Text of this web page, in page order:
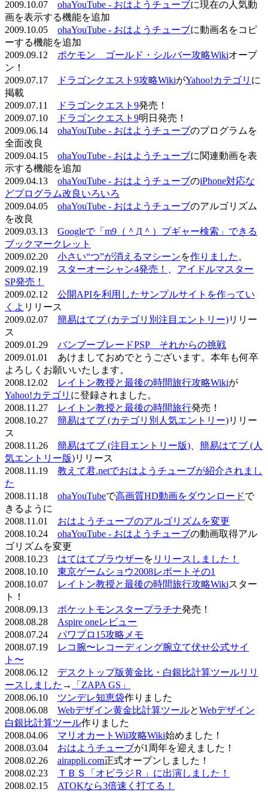
2009.10.07 ohaYouTube - おはようチューブに現在の人気動
画を表示する機能を追加
2009.10.05 ohaYouTube - おはようチューブに動画名をコピ
ーする機能を追加
2009.09.12 ポケモン ゴールド・シルバー攻略Wikiオープ
ン！
2009.07.17
ドラゴンクエスト9攻略WikiがYahoo!カテゴリ に
掲載
2009.07.11
ドラゴンクエスト9発売！
2009.07.10
ドラゴンクエスト9明日発売！
2009.06.14 ohaYouTube - おはようチューブのプログラムを
全面改良
2009.04.15 ohaYouTube - おはようチューブに関連動画を表
示する機能を追加
2009.04.13 ohaYouTube - おはようチューブのiPhone対応な
どプログラム改良いろいろ
2009.04.05 ohaYouTube - おはようチューブのアルゴリズム
を改良
2009.03.13 Googleで「m9（＾Д＾）プギャー検索」できる
ブックマークレット
2009.02.20 小さい“つ”が消えるマシーンを作りました 。
2009.02.19
スターオーシャン4発売！
アイドルマスター
SP発売！
2009.02.12 公開APIを利用したサンプルサイトを作ってい
くよ リリース
2009.02.07 簡易はてブ (カテゴリ別注目エントリー)リリー
ス
2009.01.29 バンブーブレードPSP それからの挑戦
2009.01.01 あけましておめでとうございます。本年も何卒
よろしくお願いいたします。
2008.12.02
レイトン教授と最後の時間旅行攻略Wikiが
Yahoo!カテゴリ に登録されました。
2008.11.27
レイトン教授と最後の時間旅行発売！
2008.10.27 簡易はてブ (カテゴリ別人気エントリー)リリー
ス
2008.11.26 簡易はてブ (注目エントリー版)
簡易はてブ (人
気エントリー版)リリース
2008.11.19 教えて君.netでおはようチューブが紹介されまし
た
2008.11.18 ohaYouTubeで高画質HD動画をダウンロードで
きるように
2008.11.01 おはようチューブのアルゴリズムを変更
2008.10.24 ohaYouTube - おはようチューブの動画取得アル
ゴリズムを変更
2008.10.23 はてはてブラウザーを リリースしました！
2008.10.10 東京ゲームショウ2008レポートその1
2008.10.07
レイトン教授と最後の時間旅行攻略Wikiスター
ト！
2008.09.13 ポケットモンスタープラチナ発売！
2008.08.28 Aspire oneレビュー
2008.07.24 パワプロ15攻略メモ
2008.07.19
レコ腕〜レコーディング腕立て伏せ公式サイ
ト〜
2008.06.12 デスクトップ版黄金比・白銀比計算ツールリリ
ースしました →
「ZAPA GS」
2008.06.10 ツンデレ知恵袋作りました
2008.06.08 Webデザイン黄金比計算ツールとWebデザイン
白銀比計算ツール作りました
2008.04.06 マリオカートWii攻略Wiki始めました！
2008.03.04 おはようチューブが1周年を迎えました！
2008.02.26 airappli.com正式オープンしました！
2008.02.23
ＴＢＳ「オビラジＲ」に出演しました！
2008.02.15 ATOKなら3倍速く打てる！